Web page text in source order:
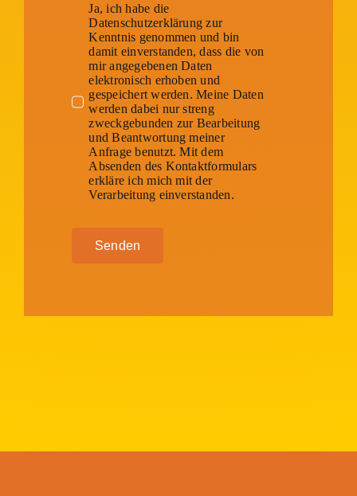
Ja, ich habe die
Datenschutzerklärung zur
Kenntnis genommen und bin
damit einverstanden, dass die von
mir angegebenen Daten
elektronisch erhoben und
gespeichert werden. Meine Daten
werden dabei nur streng
zweckgebunden zur Bearbeitung
und Beantwortung meiner
Anfrage benutzt. Mit dem
Absenden des Kontaktformulars
erkläre ich mich mit der
Verarbeitung einverstanden.
Senden